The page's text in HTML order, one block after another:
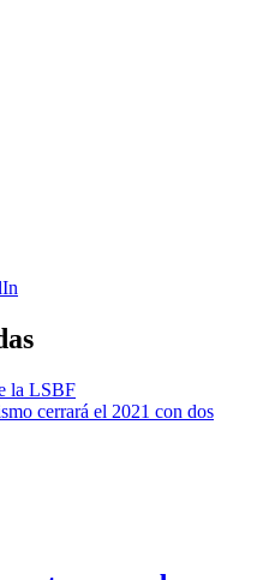
la LSBF
cerrará el 2021 con dos